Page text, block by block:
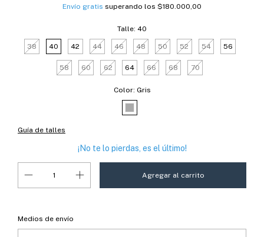
Envío gratis superando los $180.000,00
Talle: 40
38 40 42 44 46 48 50 52 54 56
58 60 62 64 66 68 70
Color: Gris
Guía de talles
¡No te lo pierdas, es el último!
Entregas para el CP:
Medios de envío